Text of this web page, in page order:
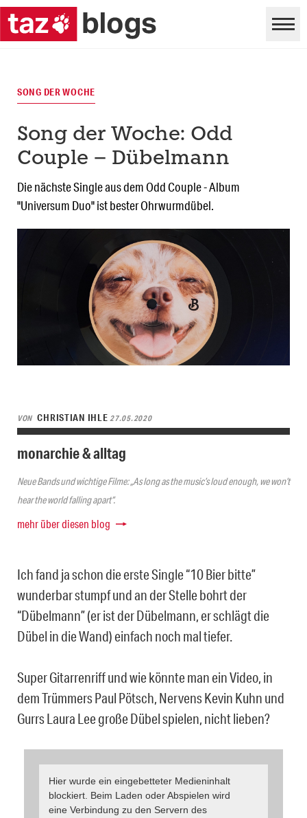
SONG DER WOCHE
Song der Woche: Odd
Couple – Dübelmann
Die nächste Single aus dem Odd Couple - Album
"Universum Duo" ist bester Ohrwurmdübel.
VON CHRISTIAN IHLE27.05.2020
monarchie & alltag
Neue Bands und wichtige Filme: „As long as the music’s loud enough, we won’t
hear the world falling apart“.
mehr über diesen blog
Ich fand ja schon die erste Single “10 Bier bitte”
wunderbar stumpf und an der Stelle bohrt der
“Dübelmann” (er ist der Dübelmann, er schlägt die
Dübel in die Wand) einfach noch mal tiefer.
Super Gitarrenriff und wie könnte man ein Video, in
dem Trümmers Paul Pötsch, Nervens Kevin Kuhn und
Gurrs Laura Lee große Dübel spielen, nicht lieben?
Hier wurde ein eingebetteter Medieninhalt
blockiert. Beim Laden oder Abspielen wird
eine Verbindung zu den Servern des